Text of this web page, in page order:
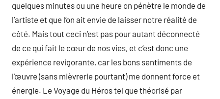
quelques minutes ou une heure on pénètre le monde de
l’artiste et que l’on ait envie de laisser notre réalité de
côté. Mais tout ceci n’est pas pour autant déconnecté
de ce qui fait le cœur de nos vies, et c’est donc une
expérience revigorante, car les bons sentiments de
l’œuvre (sans mièvrerie pourtant) me donnent force et
énergie. Le Voyage du Héros tel que théorisé par